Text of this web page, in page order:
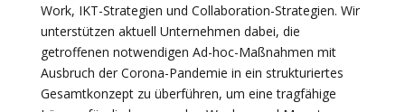
Work, IKT-Strategien und Collaboration-Strategien. Wir
unterstützen aktuell Unternehmen dabei, die
getroffenen notwendigen Ad-hoc-Maßnahmen mit
Ausbruch der Corona-Pandemie in ein strukturiertes
Gesamtkonzept zu überführen, um eine tragfähige